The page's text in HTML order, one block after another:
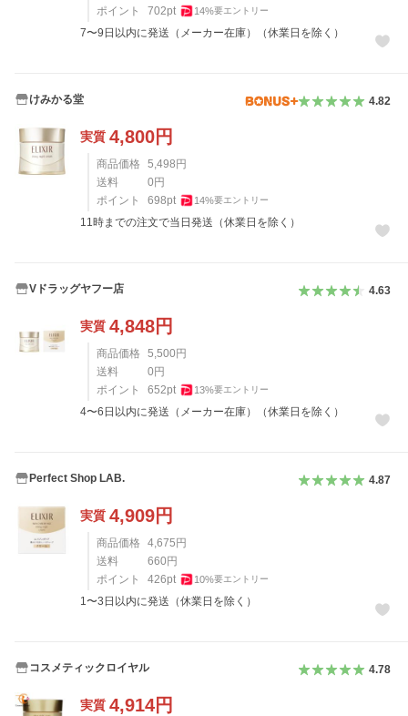
ポイント
702pt 14%要エントリー
7〜9日以内に発送（メーカー在庫）（休業日を除く）
けみかる堂 4.82
実質 4,800円
商品価格 5,498 円
送料
0 円
ポイント
698pt 14%要エントリー
11時までの注文で当日発送（休業日を除く）
Vドラッグヤフー店 4.63
実質 4,848円
商品価格 5,500 円
送料
0 円
ポイント
652pt 13%要エントリー
4〜6日以内に発送（メーカー在庫）（休業日を除く）
Perfect Shop LAB. 4.87
実質 4,909円
商品価格 4,675 円
送料
660 円
ポイント
426pt 10%要エントリー
1〜3日以内に発送（休業日を除く）
コスメティックロイヤル 4.78
実質 4,914円